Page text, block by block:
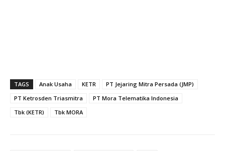
TAGS Anak Usaha KETR
PT Jejaring Mitra Persada (JMP)
PT Ketrosden Triasmitra
PT Mora Telematika Indonesia
Tbk (KETR)
Tbk MORA